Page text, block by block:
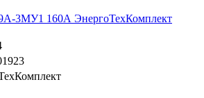
3МУ1 160А ЭнергоТехКомплект